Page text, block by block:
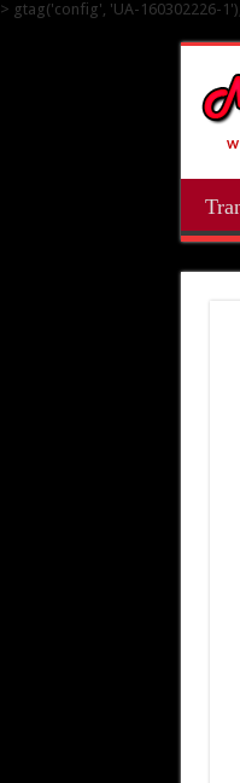
> gtag('config', 'UA-160302226-